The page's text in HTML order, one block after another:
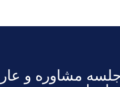
مشاوره و